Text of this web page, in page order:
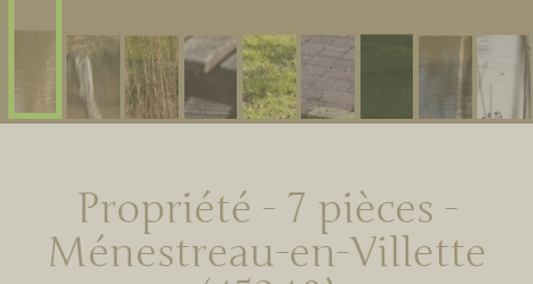
Propriété - 7 pièces -
Ménestreau-en-Villette